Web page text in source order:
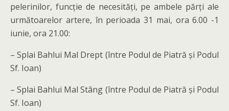
pelerinilor, funcție de necesități, pe ambele părți ale
următoarelor artere, în perioada 31 mai, ora 6.00 -1
iunie, ora 21.00:
– Splai Bahlui Mal Drept (între Podul de Piatră și Podul
Sf. Ioan)
– Splai Bahlui Mal Stâng (între Podul de Piatră și Podul
Sf. Ioan)